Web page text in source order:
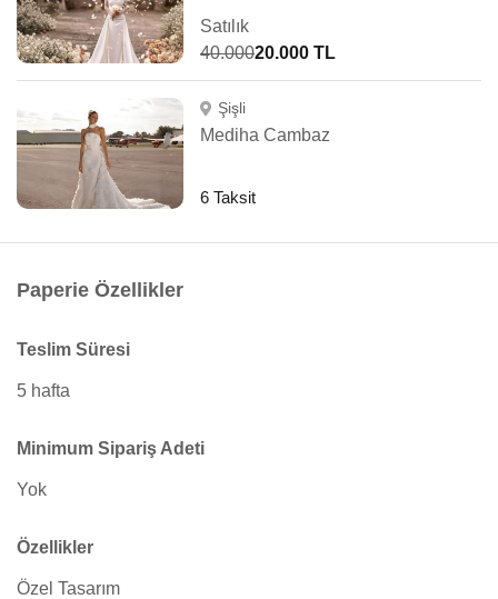
Satılık
40.00020.000 TL
Şişli
Mediha Cambaz
6 Taksit
Paperie Özellikler
Teslim Süresi
5 hafta
Minimum Sipariş Adeti
Yok
Özellikler
Özel Tasarım